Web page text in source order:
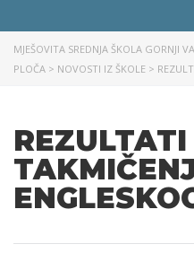
MJEŠOVITA SREDNJA ŠKOLA GORNJI
PLOČA > NOVOSTI IZ ŠKOLE >
REZULTATI